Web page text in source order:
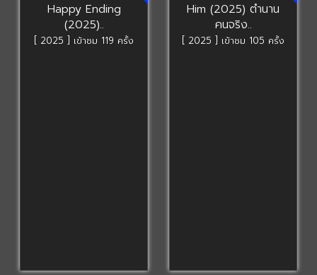
Happy Ending
(2025)..
[ 2025 ] เข้าชม 119 ครั้ง
Him (2025) ตำนาน
คนจริง..
[ 2025 ] เข้าชม 105 ครั้ง